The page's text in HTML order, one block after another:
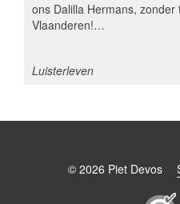
ons Dalilla Hermans,
Vlaanderen!…
thema
Luisterleven
© 2026 Piet Devos